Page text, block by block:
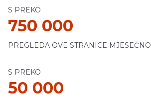
S PREKO
750 000
PREGLEDA OVE STRANICE MJESEČNO
S PREKO
50 000